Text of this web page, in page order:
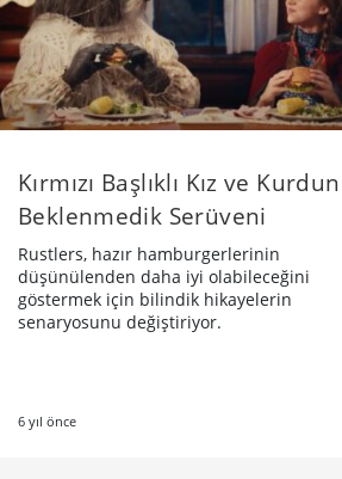
Kırmızı Başlıklı Kız ve Kurdun
Beklenmedik Serüveni
Rustlers, hazır hamburgerlerinin
düşünülenden daha iyi olabileceğini
göstermek için bilindik hikayelerin
senaryosunu değiştiriyor.
6 yıl önce